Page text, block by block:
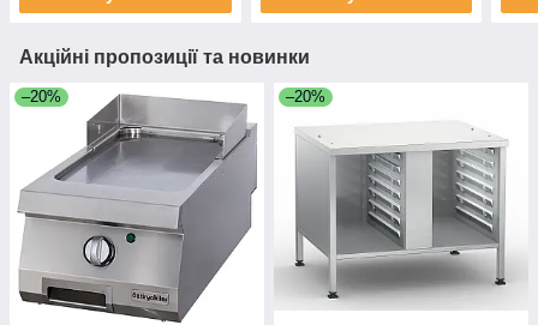
Акційні пропозиції та новинки
–20% –20%